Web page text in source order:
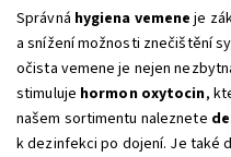
Správná hygiena vemene je
a snížení možnosti znečištění
očista vemene je nejen
stimuluje hormon oxytocin,
našem sortimentu naleznete
k dezinfekci po dojení. Je také